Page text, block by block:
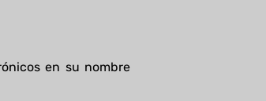
en su nombre